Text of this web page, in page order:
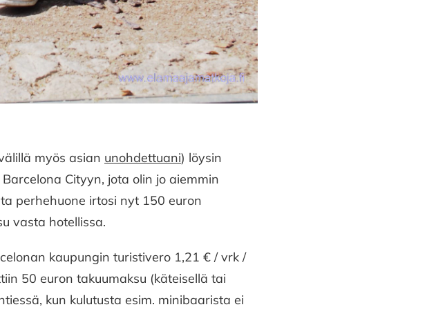
myös asian unohdettuani) löysin
Cityyn, jota olin jo aiemmin
perhehuone irtosi nyt 150 euron
vasta hotellissa.
kaupungin turistivero 1,21 € / vrk /
50 euron takuumaksu (käteisellä tai
kun kulutusta esim. minibaarista ei